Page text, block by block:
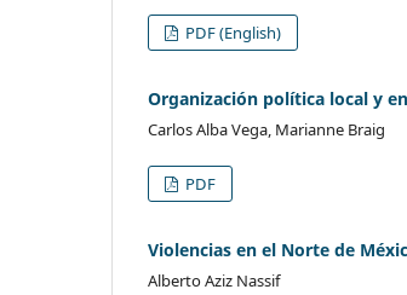
PDF (English)
Organización política local y
Carlos Alba Vega, Marianne Braig
PDF
Violencias en el Norte de
Alberto Aziz Nassif